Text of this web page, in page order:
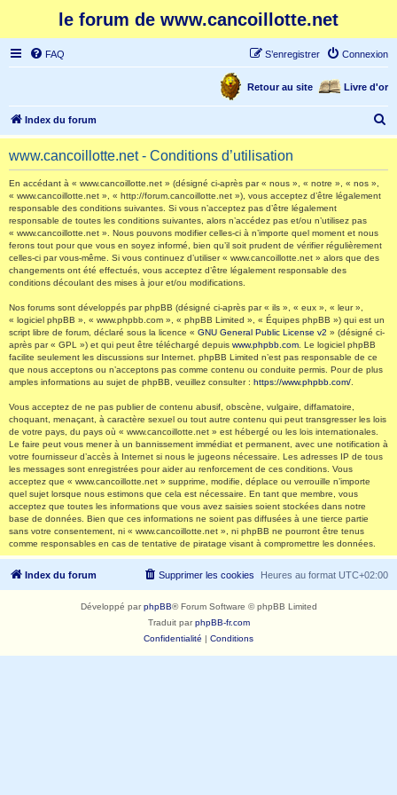
le forum de www.cancoillotte.net
FAQ Connexion
S’enregistrer
Livre d'or
Retour au site
Index du forum
e
www.cancoillotte.net - Conditions d’utilisation
En accédant à « www.cancoillotte.net » (désigné ci-après par « nous », « notre », « nos »,
« www.cancoillotte.net », « http://forum.cancoillotte.net »), vous acceptez d’être légalement
responsable des conditions suivantes. Si vous n’acceptez pas d’être légalement
responsable de toutes les conditions suivantes, alors n’accédez pas et/ou n’utilisez pas
« www.cancoillotte.net ». Nous pouvons modifier celles-ci à n’importe quel moment et nous
ferons tout pour que vous en soyez informé, bien qu’il soit prudent de vérifier régulièrement
celles-ci par vous-même. Si vous continuez d’utiliser « www.cancoillotte.net » alors que des
changements ont été effectués, vous acceptez d’être légalement responsable des
conditions découlant des mises à jour et/ou modifications.
Nos forums sont développés par phpBB (désigné ci-après par « ils », « eux », « leur »,
« logiciel phpBB », « www.phpbb.com », « phpBB Limited », « Équipes phpBB ») qui est un
script libre de forum, déclaré sous la licence « GNU General Public License v2 » (désigné ci-
après par « GPL ») et qui peut être téléchargé depuis www.phpbb.com . Le logiciel phpBB
facilite seulement les discussions sur Internet. phpBB Limited n’est pas responsable de ce
que nous acceptons ou n’acceptons pas comme contenu ou conduite permis. Pour de plus
amples informations au sujet de phpBB, veuillez consulter : https://www.phpbb.com/
Vous acceptez de ne pas publier de contenu abusif, obscène, vulgaire, diffamatoire,
choquant, menaçant, à caractère sexuel ou tout autre contenu qui peut transgresser les lois
de votre pays, du pays où « www.cancoillotte.net » est hébergé ou les lois internationales.
Le faire peut vous mener à un bannissement immédiat et permanent, avec une notification à
votre fournisseur d’accès à Internet si nous le jugeons nécessaire. Les adresses IP de tous
les messages sont enregistrées pour aider au renforcement de ces conditions. Vous
acceptez que « www.cancoillotte.net » supprime, modifie, déplace ou verrouille n’importe
quel sujet lorsque nous estimons que cela est nécessaire. En tant que membre, vous
acceptez que toutes les informations que vous avez saisies soient stockées dans notre
base de données. Bien que ces informations ne soient pas diffusées à une tierce partie
sans votre consentement, ni « www.cancoillotte.net », ni phpBB ne pourront être tenus
comme responsables en cas de tentative de piratage visant à compromettre les données.
Index du forum Heures au format UTC+02:00
Supprimer les cookies
Développé parphpBB® Forum Software © phpBB Limited
Traduit parphpBB-fr.com
Confidentialité | Conditions